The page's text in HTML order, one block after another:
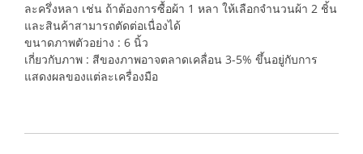
ละครึ่งหลา เช่น ถ้าต้องการซื้อผ้า 1 หลา ให้เลือกจำนวนผ้า 2 ชิ้น
และสินค้าสามารถตัดต่อเนื่องได้
ขนาดภาพตัวอย่าง : 6 นิ้ว
เกี่ยวกับภาพ : สีของภาพอาจตลาดเคลื่อน 3-5% ขึ้นอยู่กับการ
แสดงผลของแต่ละเครื่องมือ